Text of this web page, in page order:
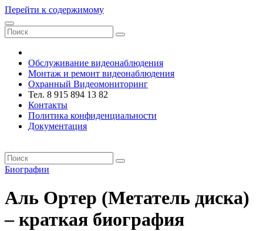
Перейти к содержимому
Обслуживание видеонаблюдения
Монтаж и ремонт видеонаблюдения
Охранный Видеомониторинг
Тел. 8 915 894 13 82
Контакты
Политика конфиденциальности
Документация
Биографии
Аль Ортер (Метатель диска)
– краткая биография